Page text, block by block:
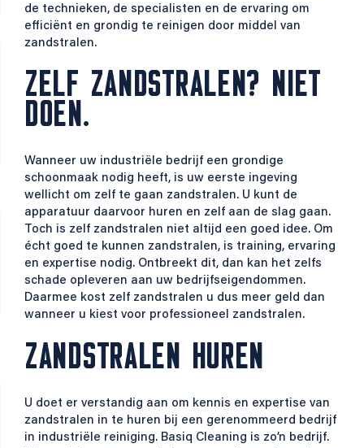
de technieken, de specialisten en de ervaring om
efficiënt en grondig te reinigen door middel van
zandstralen.
ZELF ZANDSTRALEN? NIET
DOEN.
Wanneer uw industriële bedrijf een grondige
schoonmaak nodig heeft, is uw eerste ingeving
wellicht om zelf te gaan zandstralen. U kunt de
apparatuur daarvoor huren en zelf aan de slag gaan.
Toch is zelf zandstralen niet altijd een goed idee. Om
écht goed te kunnen zandstralen, is training, ervaring
en expertise nodig. Ontbreekt dit, dan kan het zelfs
schade opleveren aan uw bedrijfseigendommen.
Daarmee kost zelf zandstralen u dus meer geld dan
wanneer u kiest voor professioneel zandstralen.
ZANDSTRALEN HUREN
U doet er verstandig aan om kennis en expertise van
zandstralen in te huren bij een gerenommeerd bedrijf
in industriële reiniging. Basiq Cleaning is zo’n bedrijf.